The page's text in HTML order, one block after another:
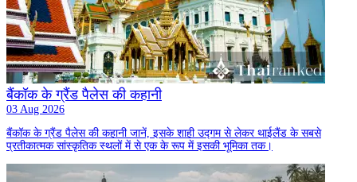
बैंकॉक के ग्रैंड पैलेस की कहानी
03 Aug 2026
बैंकॉक के ग्रैंड पैलेस की कहानी जानें, इसके शाही उद्गम से लेकर थाईलैंड के सबसे
प्रतीकात्मक सांस्कृतिक स्थलों में से एक के रूप में इसकी भूमिका तक।